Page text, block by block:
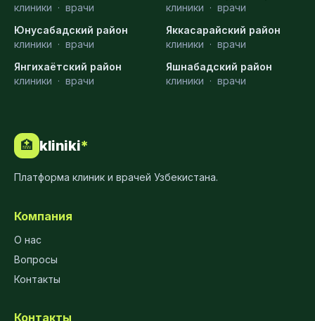
клиники · врачи
клиники · врачи
Юнусабадский район
клиники · врачи
Яккасарайский район
клиники · врачи
Янгихаётский район
клиники · врачи
Яшнабадский район
клиники · врачи
🏥 kliniki*
Платформа клиник и врачей Узбекистана.
Компания
О нас
Вопросы
Контакты
Контакты